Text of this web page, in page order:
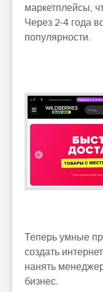
маркетплейсы,
Через 2-4 года
популярности.
Теперь умные
создать
нанять
бизнес.